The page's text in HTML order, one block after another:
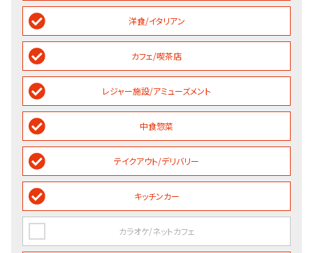
洋食/イタリアン
カフェ/喫茶店
レジャー施設/アミューズメント
中食惣菜
テイクアウト/デリバリー
キッチンカー
カラオケ/ネットカフェ